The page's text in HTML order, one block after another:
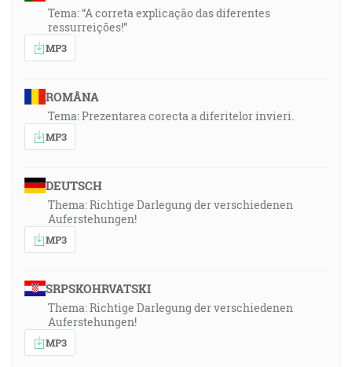
Tema: “A correta explicação das diferentes
ressurreições!”
MP3
ROMÂNA
Tema: Prezentarea corecta a diferitelor invieri.
MP3
DEUTSCH
Thema: Richtige Darlegung der verschiedenen
Auferstehungen!
MP3
SRPSKOHRVATSKI
Thema: Richtige Darlegung der verschiedenen
Auferstehungen!
MP3